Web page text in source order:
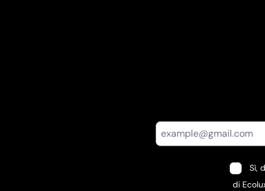
Sì,
di